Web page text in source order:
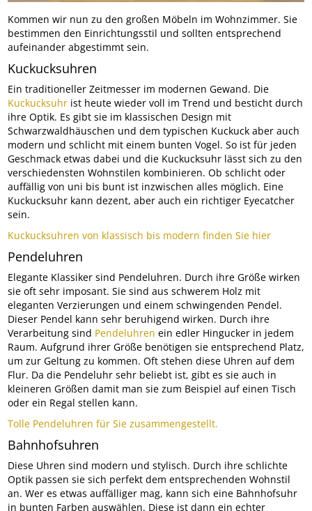
Kommen wir nun zu den großen Möbeln im Wohnzimmer. Sie
bestimmen den Einrichtungsstil und sollten entsprechend
aufeinander abgestimmt sein.
Kuckucksuhren
Ein traditioneller Zeitmesser im modernen Gewand. Die
Kuckucksuhr ist heute wieder voll im Trend und besticht durch
ihre Optik. Es gibt sie im klassischen Design mit
Schwarzwaldhäuschen und dem typischen Kuckuck aber auch
modern und schlicht mit einem bunten Vogel. So ist für jeden
Geschmack etwas dabei und die Kuckucksuhr lässt sich zu den
verschiedensten Wohnstilen kombinieren. Ob schlicht oder
auffällig von uni bis bunt ist inzwischen alles möglich. Eine
Kuckucksuhr kann dezent, aber auch ein richtiger Eyecatcher
sein.
Kuckucksuhren von klassisch bis modern finden Sie hier
Pendeluhren
Elegante Klassiker sind Pendeluhren. Durch ihre Größe wirken
sie oft sehr imposant. Sie sind aus schwerem Holz mit
eleganten Verzierungen und einem schwingenden Pendel.
Dieser Pendel kann sehr beruhigend wirken. Durch ihre
Verarbeitung sind Pendeluhren ein edler Hingucker in jedem
Raum. Aufgrund ihrer Größe benötigen sie entsprechend Platz,
um zur Geltung zu kommen. Oft stehen diese Uhren auf dem
Flur. Da die Pendeluhr sehr beliebt ist, gibt es sie auch in
kleineren Größen damit man sie zum Beispiel auf einen Tisch
oder ein Regal stellen kann.
Tolle Pendeluhren für Sie zusammengestellt.
Bahnhofsuhren
Diese Uhren sind modern und stylisch. Durch ihre schlichte
Optik passen sie sich perfekt dem entsprechenden Wohnstil
an. Wer es etwas auffälliger mag, kann sich eine Bahnhofsuhr
in bunten Farben auswählen. Diese ist dann ein echter